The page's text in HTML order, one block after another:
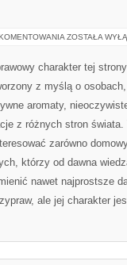
ZAPACHY
ZOSTAŁA
charakter tej
z myślą o
aromaty,
z różnych stron świata.
zarówno
którzy od dawna
nawet najprostsze
ale jej charakter